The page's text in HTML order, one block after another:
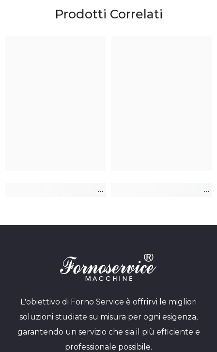
Prodotti Correlati
L'obiettivo di Forno Service è offrirvi le migliori
soluzioni studiate su misura per ogni esigenza,
garantendo un servizio che sia il più efficiente e
professionale possibile.